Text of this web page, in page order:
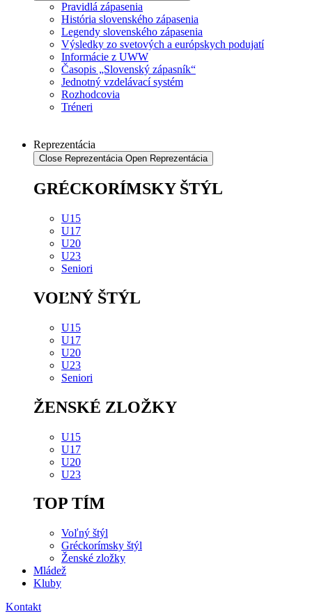
Pravidlá zápasenia
História slovenského zápasenia
Legendy slovenského zápasenia
Výsledky zo svetových a európskych podujatí
Informácie z UWW
Časopis „Slovenský zápasník“
Jednotný vzdelávací systém
Rozhodcovia
Tréneri
Reprezentácia
Close Reprezentácia Open Reprezentácia
GRÉCKORÍMSKY ŠTÝL
U15
U17
U20
U23
Seniori
VOĽNÝ ŠTÝL
U15
U17
U20
U23
Seniori
ŽENSKÉ ZLOŽKY
U15
U17
U20
U23
TOP TÍM
Voľný štýl
Gréckorímsky štýl
Ženské zložky
Mládež
Kluby
Kontakt